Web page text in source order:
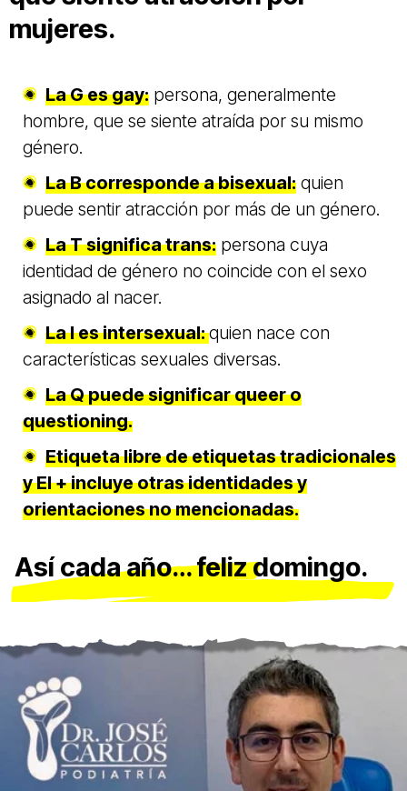
mujeres.
La G es gay: persona, generalmente
hombre, que se siente atraída por su mismo
género.
La B corresponde a bisexual: quien
puede sentir atracción por más de un género.
La T significa trans: persona cuya
identidad de género no coincide con el sexo
asignado al nacer.
La I es intersexual:quien nace con
características sexuales diversas.
La Q puede significar queer o
questioning.
Etiqueta libre de etiquetas tradicionales
y El + incluye otras identidades y
orientaciones no mencionadas.
Así cada año… feliz domingo.